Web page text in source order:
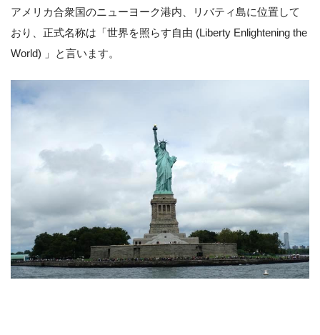
アメリカ合衆国のニューヨーク港内、リバティ島に位置して
おり、正式名称は「世界を照らす自由 (Liberty Enlightening the
World) 」と言います。